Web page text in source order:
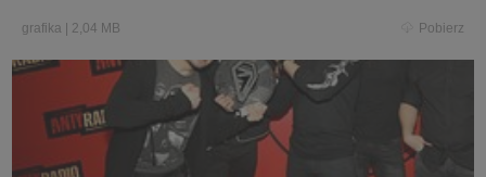
grafika 2,04 MB Pobierz